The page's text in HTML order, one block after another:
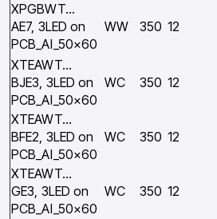
XPGBWT…
AE7, 3LED on
PCB_Al_50×60
WW 350 12
XTEAWT…
BJE3, 3LED on
PCB_Al_50×60
WC 350 12
XTEAWT…
BFE2, 3LED on
PCB_Al_50×60
WC 350 12
XTEAWT…
GE3, 3LED on
PCB_Al_50×60
WC 350 12